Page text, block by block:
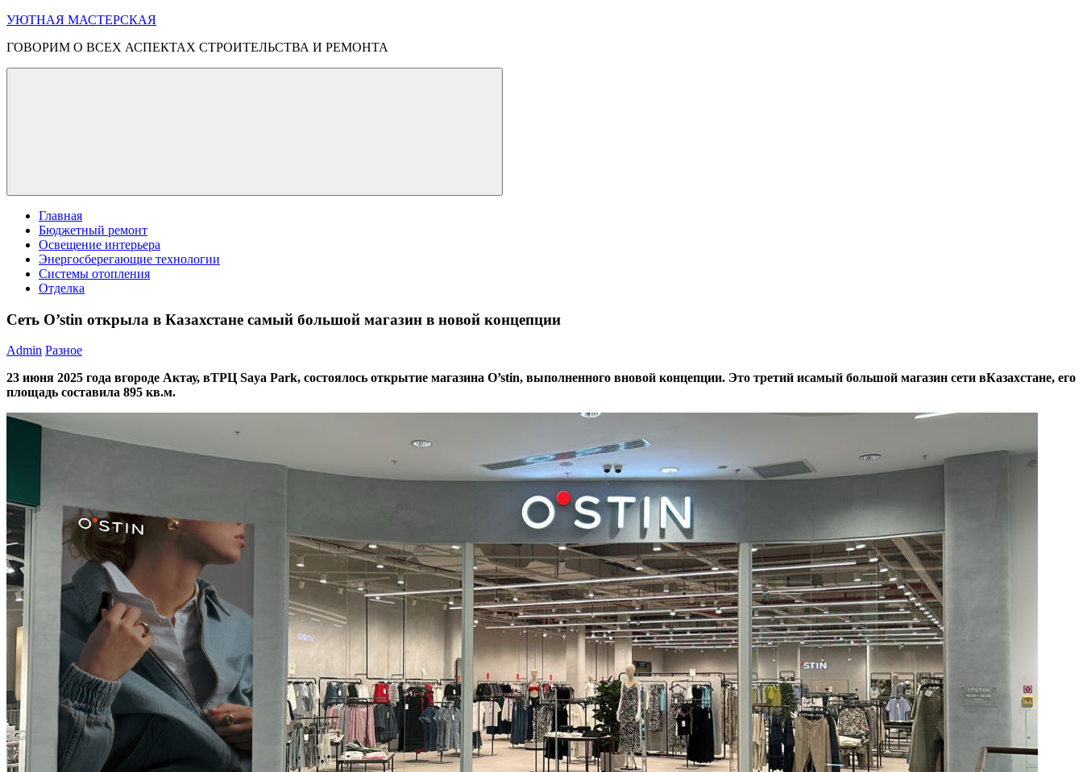
Перейти
содержимому
УЮТНАЯ МАСТЕРСКАЯ
ГОВОРИМ О ВСЕХ АСПЕКТАХ СТРОИТЕЛЬСТВА И РЕМОНТА
Меню
Главная
Бюджетный ремонт
Освещение интерьера
Энергосберегающие технологии
Системы отопления
Отделка
Сеть O’stin открыла в Казахстане самый большой магазин в новой концепции
Admin Разное
23 июня 2025 года вгороде Актау, вТРЦ Saya Park, состоялось открытие магазина O’stin, выполненного вновой концепции. Это третий исамый большой магазин сети вКазахстане, его
площадь составила 895 кв.м.